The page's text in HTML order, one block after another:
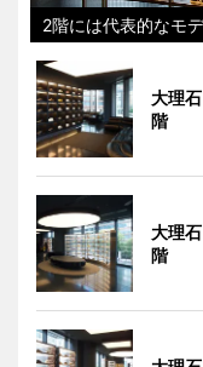
2階には代表的なモ
大理
階
大理
階